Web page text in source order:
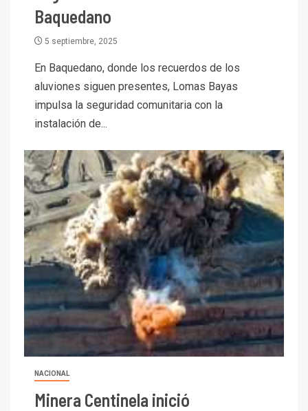
Baquedano
5 septiembre, 2025
En Baquedano, donde los recuerdos de los
aluviones siguen presentes, Lomas Bayas
impulsa la seguridad comunitaria con la
instalación de...
NACIONAL
Minera Centinela inició